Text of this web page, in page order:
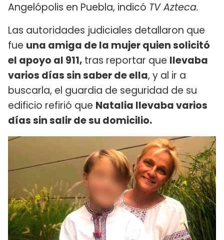
Angelópolis en Puebla, indicó TV Azteca.
Las autoridades judiciales detallaron que
fue una amiga de la mujer quien solicitó
el apoyo al 911, tras reportar que llevaba
varios días sin saber de ella, y al ir a
buscarla, el guardia de seguridad de su
edificio refirió que Natalia llevaba varios
días sin salir de su domicilio.